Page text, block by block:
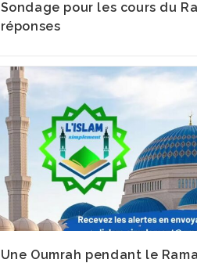
Sondage pour les cours du
réponses
Une Oumrah pendant le